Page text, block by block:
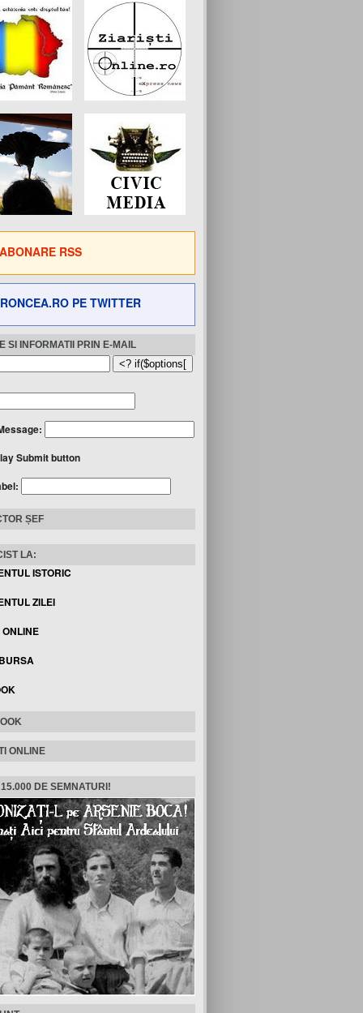
ABONARE RSS
RONCEA.RO PE TWITTER
SI INFORMATII PRIN E-MAIL
Submit button
ȘEF
LA:
ISTORIC
ZILEI
ONLINE
DE SEMNATURI!